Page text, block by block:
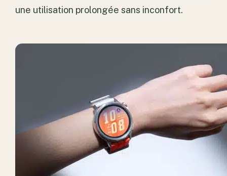
une utilisation prolongée sans inconfort.